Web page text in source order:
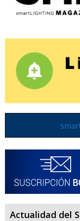
Actualidad del